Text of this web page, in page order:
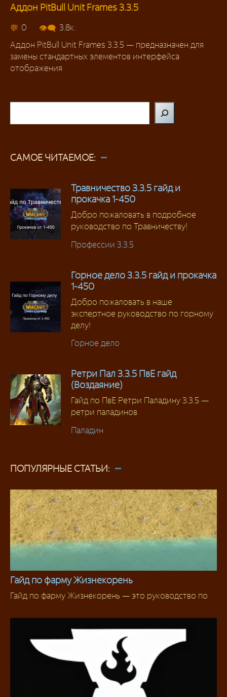
Аддон PitBull Unit Frames 3.3.5
0
3.8к.
Аддон PitBull Unit Frames 3.3.5 — предназначен для
замены стандартных элементов интерфейса
отображения
САМОЕ ЧИТАЕМОЕ:
Травничество 3.3.5 гайд и
прокачка 1-450
Добро пожаловать в подробное
руководство по Травничеству!
Профессии 3.3.5
Горное дело 3.3.5 гайд и прокачка
1-450
Добро пожаловать в наше
экспертное руководство по горному
делу!
Горное дело
Ретри Пал 3.3.5 ПвЕ гайд
(Воздаяние)
Гайд по ПвЕ Ретри Паладину 3.3.5 —
ретри паладинов
Паладин
ПОПУЛЯРНЫЕ СТАТЬИ:
Фарм
Гайд по фарму Жизнекорень
Гайд по фарму Жизнекорень — это руководство по